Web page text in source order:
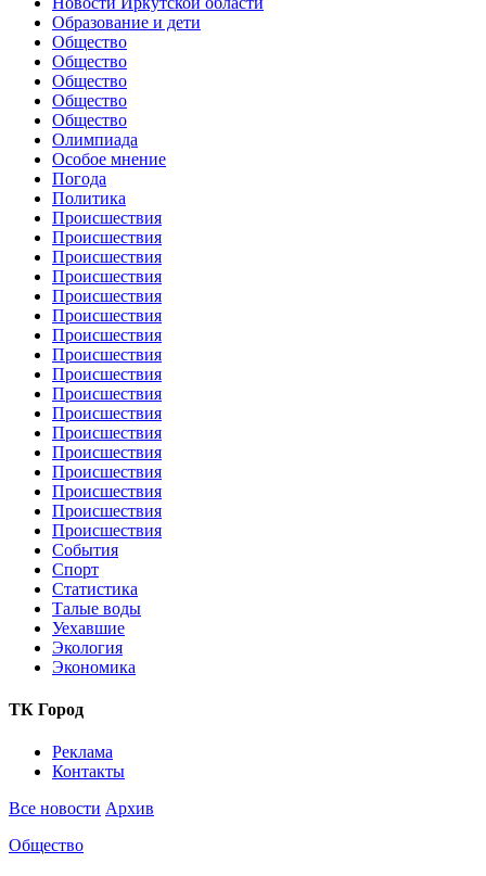
Образование и дети
Общество
Общество
Общество
Общество
Общество
Олимпиада
Особое мнение
Погода
Политика
Происшествия
Происшествия
Происшествия
Происшествия
Происшествия
Происшествия
Происшествия
Происшествия
Происшествия
Происшествия
Происшествия
Происшествия
Происшествия
Происшествия
Происшествия
Происшествия
Происшествия
События
Спорт
Статистика
Талые воды
Уехавшие
Экология
Экономика
ТК Город
Реклама
Контакты
Все новости Архив
Общество